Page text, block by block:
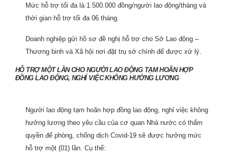
Mức hỗ trợ tối đa là 1.500.000 đồng/người lao động/tháng và
thời gian hỗ trợ tối đa 06 tháng.
Doanh nghiệp gửi hồ sơ đề nghị hỗ trợ cho Sở Lao động –
Thương binh và Xã hội nơi đặt trụ sở chính để được xử lý.
HỖ TRỢ MỘT LẦN CHO NGƯỜI LAO ĐỘNG TẠM HOÃN HỢP
ĐỒNG LAO ĐỘNG, NGHỈ VIỆC KHÔNG HƯỞNG LƯƠNG
Người lao động tạm hoãn hợp đồng lao động, nghỉ việc không
hưởng lương theo yêu cầu của cơ quan Nhà nước có thẩm
quyền để phòng, chống dịch Covid-19 sẽ được hưởng mức
hỗ trợ một (01) lần. Cụ thể: